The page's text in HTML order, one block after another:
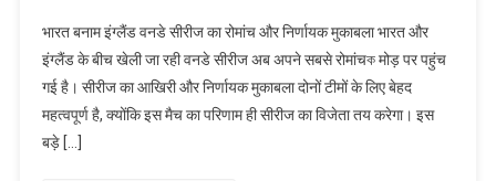
बनाम
इंग्लैंड:
निर्णायक
मैच
भारत बनाम इंग्लैंड वनडे सीरीज का रोमांच और निर्णायक मुकाबला भारत और
इंग्लैंड के बीच खेली जा रही वनडे सीरीज अब अपने सबसे रोमांचক मोड़ पर पहुंच
गई है। सीरीज का आखिरी और निर्णायक मुकाबला दोनों टीमों के लिए बेहद
महत्वपूर्ण है, क्योंकि इस मैच का परिणाम ही सीरीज का विजेता तय करेगा। इस
बड़े […]